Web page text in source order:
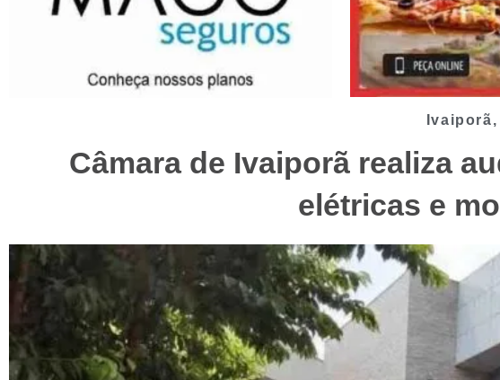
Ivaiporã,
Câmara de Ivaiporã realiza
elétricas e